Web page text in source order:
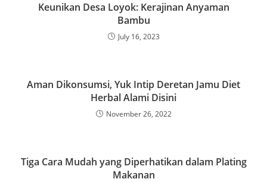
Keunikan Desa Loyok: Kerajinan Anyaman
Bambu
July 16, 2023
Aman Dikonsumsi, Yuk Intip Deretan Jamu Diet
Herbal Alami Disini
November 26, 2022
Tiga Cara Mudah yang Diperhatikan dalam Plating
Makanan